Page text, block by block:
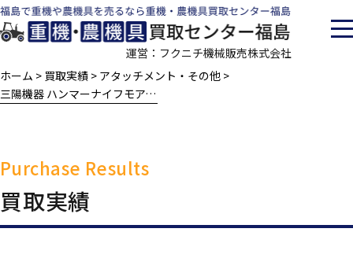
運営：フクニチ機械販売株式会社
当社の特徴
ホーム > 買取実績 > アタッチメント・その他 >
三陽機器 ハンマーナイフモアー 「ZH-44DX」を査定買取いたしました！｜福島県
Purchase Results
買取実績